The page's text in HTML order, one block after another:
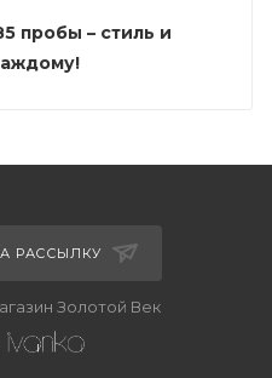
пробы – стиль и
РАССЫЛКУ
Золотой Век